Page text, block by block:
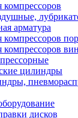
компрессоров
арматура
компрессоров
компрессоров
цилиндры
дисков